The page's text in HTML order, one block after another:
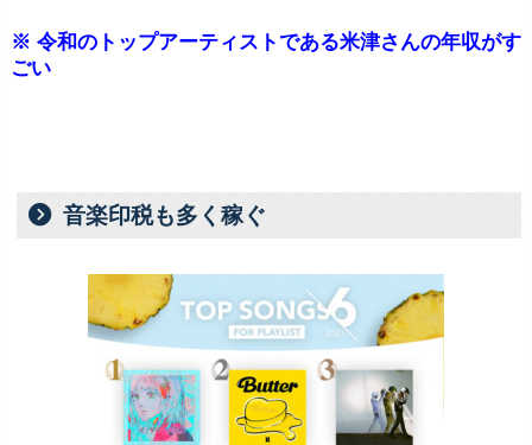
※ 令和のトップアーティストである米津さんの年収がす
ごい
音楽印税も多く稼ぐ